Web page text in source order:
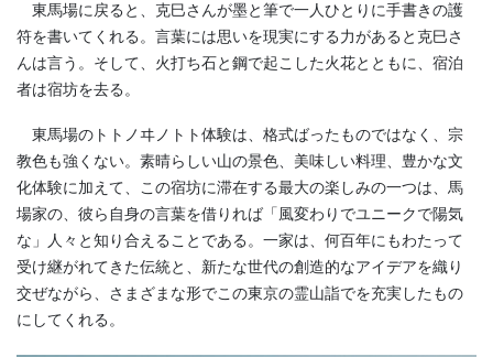
東馬場に戻ると、克巳さんが墨と筆で一人ひとりに手書きの護
符を書いてくれる。言葉には思いを現実にする力があると克巳さ
んは言う。そして、火打ち石と鋼で起こした火花とともに、宿泊
者は宿坊を去る。
東馬場のトトノヰノトト体験は、格式ばったものではなく、宗
教色も強くない。素晴らしい山の景色、美味しい料理、豊かな文
化体験に加えて、この宿坊に滞在する最大の楽しみの一つは、馬
場家の、彼ら自身の言葉を借りれば「風変わりでユニークで陽気
な」人々と知り合えることである。一家は、何百年にもわたって
受け継がれてきた伝統と、新たな世代の創造的なアイデアを織り
交ぜながら、さまざまな形でこの東京の霊山詣でを充実したもの
にしてくれる。